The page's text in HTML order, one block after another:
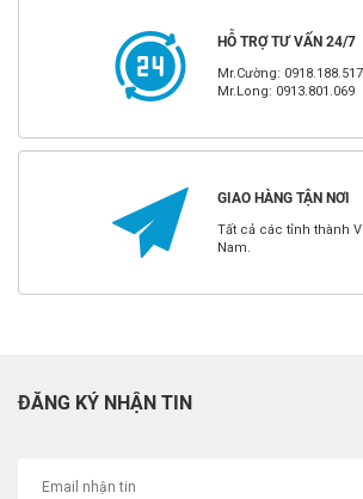
HỖ TRỢ TƯ VẤN 24/7
Mr.Cường: 0918.188.517
Mr.Long: 0913.801.069
GIAO HÀNG TẬN NƠI
Tất cả các tỉnh thành
Nam.
ĐĂNG KÝ NHẬN TIN